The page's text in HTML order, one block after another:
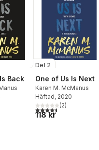
Back
Del 2
One of Us Is Next
Karen M. McManus
Häftad, 2020
4,5utav 5 stjärnor.
(2)
118 kr